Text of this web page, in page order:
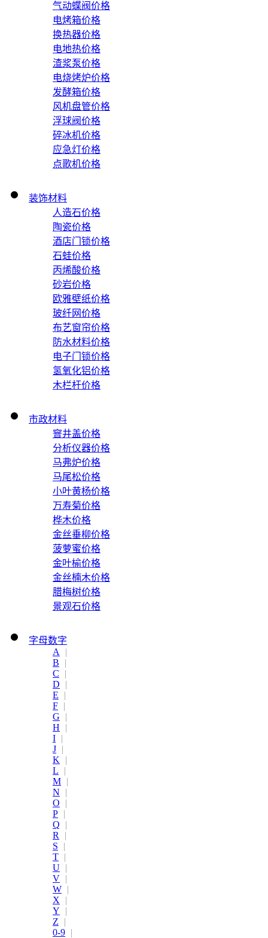
气动蝶阀价格
电烤箱价格
换热器价格
电地热价格
渣浆泵价格
电烧烤炉价格
发酵箱价格
风机盘管价格
浮球阀价格
碎冰机价格
应急灯价格
点歌机价格
装饰材料
人造石价格
陶瓷价格
酒店门锁价格
石蛙价格
丙烯酸价格
砂岩价格
欧雅壁纸价格
玻纤网价格
布艺窗帘价格
防水材料价格
电子门锁价格
氢氧化铝价格
木栏杆价格
市政材料
窨井盖价格
分析仪器价格
马弗炉价格
马尾松价格
小叶黄杨价格
万寿菊价格
桦木价格
金丝垂柳价格
菠萝蜜价格
金叶榆价格
金丝楠木价格
腊梅树价格
景观石价格
字母数字
A
|
B
|
C
|
D
|
E
|
F |
G
|
H
|
I |
J |
K
|
L
|
M |
N
|
O
|
P |
Q
|
R
|
S
|
T |
U |
V |
W |
X
|
Y
|
Z
|
0-9 |